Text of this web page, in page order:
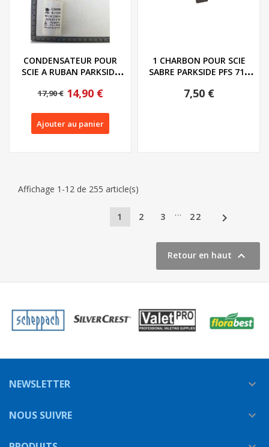
CONDENSATEUR POUR
SCIE A RUBAN PARKSIDE
17,90 € 14,90 €
Ajouter au panier
1 CHARBON POUR SCIE
SABRE PARKSIDE PFS 710
7,50 €
Affichage 1-12 de 255 article(s)
1 2 3 … 22 
Retour en haut 
NEWSLETTER 
NOUS SUIVRE 